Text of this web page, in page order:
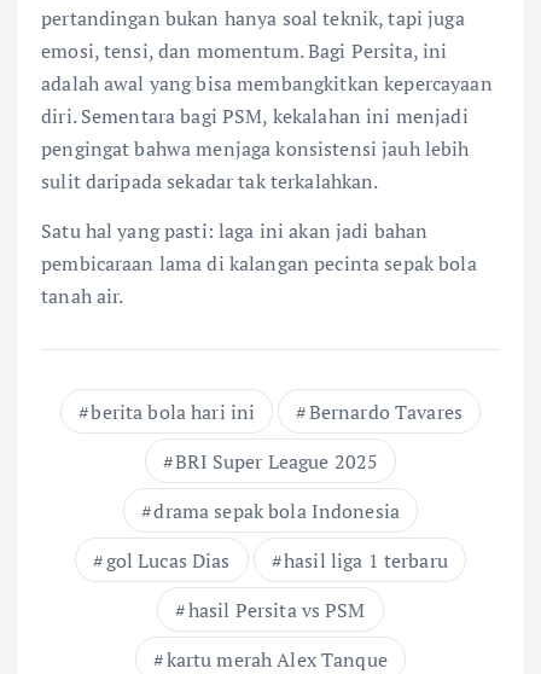
pertandingan bukan hanya soal teknik, tapi juga
emosi, tensi, dan momentum. Bagi Persita, ini
adalah awal yang bisa membangkitkan kepercayaan
diri. Sementara bagi PSM, kekalahan ini menjadi
pengingat bahwa menjaga konsistensi jauh lebih
sulit daripada sekadar tak terkalahkan.
Satu hal yang pasti: laga ini akan jadi bahan
pembicaraan lama di kalangan pecinta sepak bola
tanah air.
berita bola hari ini
Bernardo Tavares
BRI Super League 2025
drama sepak bola Indonesia
gol Lucas Dias
hasil liga 1 terbaru
hasil Persita vs PSM
kartu merah Alex Tanque